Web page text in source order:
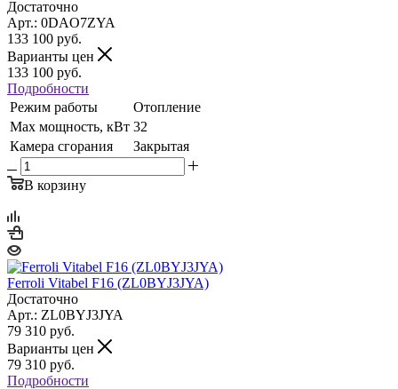
Достаточно
Арт.: 0DAO7ZYA
133 100 руб.
Варианты цен
133 100 руб.
Подробности
Режим работы
Отопление
Max мощность, кВт 32
Камера сгорания
Закрытая
В корзину
Ferroli Vitabel F16 (ZL0BYJ3JYA)
Достаточно
Арт.: ZL0BYJ3JYA
79 310 руб.
Варианты цен
79 310 руб.
Подробности